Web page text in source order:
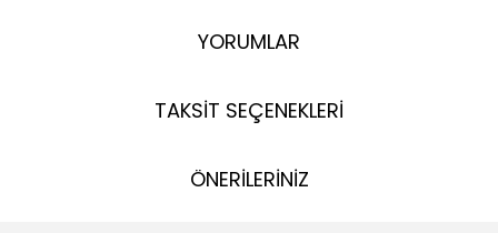
YORUMLAR
TAKSİT SEÇENEKLERİ
ÖNERİLERİNİZ